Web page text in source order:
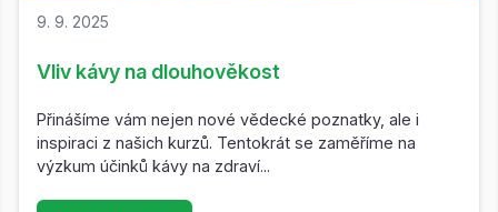
9. 9. 2025
Vliv kávy na dlouhověkost
Přinášíme vám nejen nové vědecké poznatky, ale i
inspiraci z našich kurzů. Tentokrát se zaměříme na
výzkum účinků kávy na zdraví...